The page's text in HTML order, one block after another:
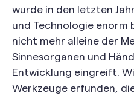
wurde in den letzten
und Technologie enorm
nicht mehr alleine der
Sinnesorganen und
Entwicklung eingreift.
Werkzeuge erfunden,